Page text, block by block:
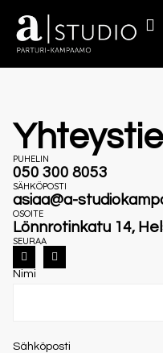
PUHELIN
050 300 8053
SÄHKÖPOSTI
asiaa@a-
OSOITE
Lönnrotinkatu 14,
SEURAA
Nimi
Sähköposti